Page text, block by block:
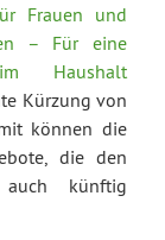
Frauen und
– Für eine
Haushalt
Kürzung von
können die
die den
auch künftig